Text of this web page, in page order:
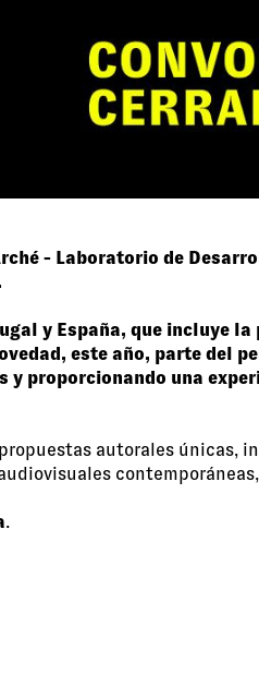
- Laboratorio de
y España, que incluye la
este año, parte del
proporcionando una
autorales únicas,
.